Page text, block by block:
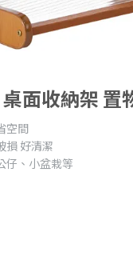
面收納架 置
空間
損 好清潔
仔、小盆栽等